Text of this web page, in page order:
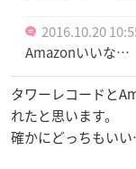
2016.10.20
Amazonいいな…
タワーレコードと
れたと思います。
確かにどっちもい